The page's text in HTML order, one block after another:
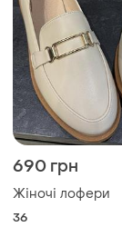
690 грн
Жіночі лофери
36